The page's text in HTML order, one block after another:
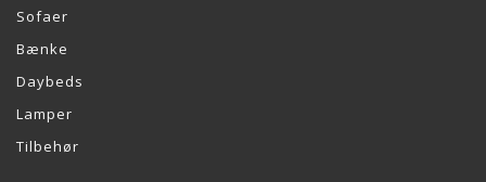
Sofaer
Bænke
Daybeds
Lamper
Tilbehør